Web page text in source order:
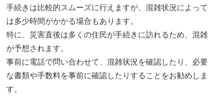
手続きは比較的スムーズに行えますが、混雑状況によって
は多少時間がかかる場合もあります。
特に、災害直後は多くの住民が手続きに訪れるため、混雑
が予想されます。
事前に電話で問い合わせて、混雑状況を確認したり、必要
な書類や手数料を事前に確認したりすることをお勧めしま
す。